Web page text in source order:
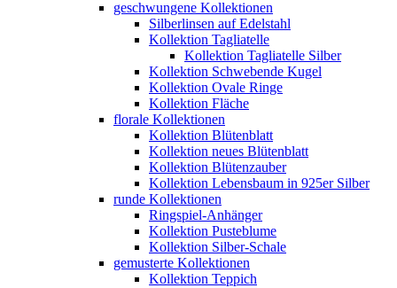
geschwungene Kollektionen
Silberlinsen auf Edelstahl
Kollektion Tagliatelle
Kollektion Tagliatelle Silber
Kollektion Schwebende Kugel
Kollektion Ovale Ringe
Kollektion Fläche
florale Kollektionen
Kollektion Blütenblatt
Kollektion neues Blütenblatt
Kollektion Blütenzauber
Kollektion Lebensbaum in 925er Silber
runde Kollektionen
Ringspiel-Anhänger
Kollektion Pusteblume
Kollektion Silber-Schale
gemusterte Kollektionen
Kollektion Teppich